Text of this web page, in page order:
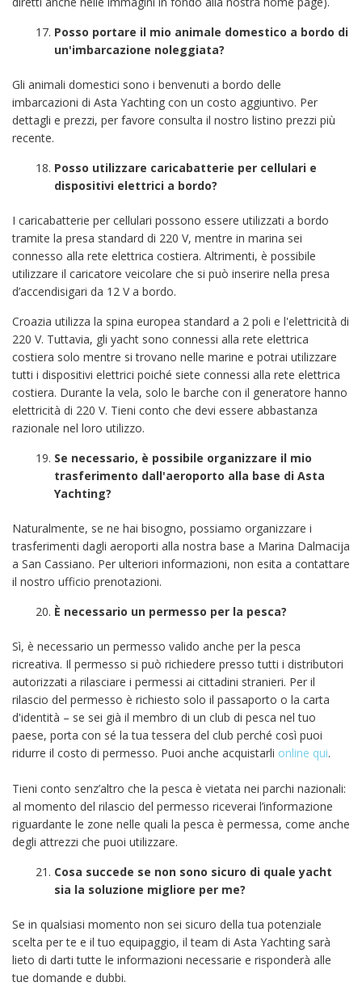
Posso portare il mio animale domestico a bordo di
un'imbarcazione noleggiata?
Gli animali domestici sono i benvenuti a bordo delle
imbarcazioni di Asta Yachting con un costo aggiuntivo. Per
dettagli e prezzi, per favore consulta il nostro listino prezzi più
recente.
Posso utilizzare caricabatterie per cellulari e
dispositivi elettrici a bordo?
I caricabatterie per cellulari possono essere utilizzati a bordo
tramite la presa standard di 220 V, mentre in marina sei
connesso alla rete elettrica costiera. Altrimenti, è possibile
utilizzare il caricatore veicolare che si può inserire nella presa
d’accendisigari da 12 V a bordo.
Croazia utilizza la spina europea standard a 2 poli e l'elettricità di
220 V. Tuttavia, gli yacht sono connessi alla rete elettrica
costiera solo mentre si trovano nelle marine e potrai utilizzare
tutti i dispositivi elettrici poiché siete connessi alla rete elettrica
costiera. Durante la vela, solo le barche con il generatore hanno
elettricità di 220 V. Tieni conto che devi essere abbastanza
razionale nel loro utilizzo.
Se necessario, è possibile organizzare il mio
trasferimento dall'aeroporto alla base di Asta
Yachting?
Naturalmente, se ne hai bisogno, possiamo organizzare i
trasferimenti dagli aeroporti alla nostra base a Marina Dalmacija
a San Cassiano. Per ulteriori informazioni, non esita a contattare
il nostro ufficio prenotazioni.
È necessario un permesso per la pesca?
Sì, è necessario un permesso valido anche per la pesca
ricreativa. Il permesso si può richiedere presso tutti i distributori
autorizzati a rilasciare i permessi ai cittadini stranieri. Per il
rilascio del permesso è richiesto solo il passaporto o la carta
d'identità – se sei già il membro di un club di pesca nel tuo
paese, porta con sé la tua tessera del club perché così puoi
ridurre il costo di permesso. Puoi anche acquistarli online qui.
Tieni conto senz’altro che la pesca è vietata nei parchi nazionali:
al momento del rilascio del permesso riceverai l’informazione
riguardante le zone nelle quali la pesca è permessa, come anche
degli attrezzi che puoi utilizzare.
Cosa succede se non sono sicuro di quale yacht
sia la soluzione migliore per me?
Se in qualsiasi momento non sei sicuro della tua potenziale
scelta per te e il tuo equipaggio, il team di Asta Yachting sarà
lieto di darti tutte le informazioni necessarie e risponderà alle
tue domande e dubbi.